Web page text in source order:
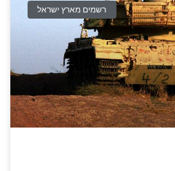
רשמים מארץ ישראל